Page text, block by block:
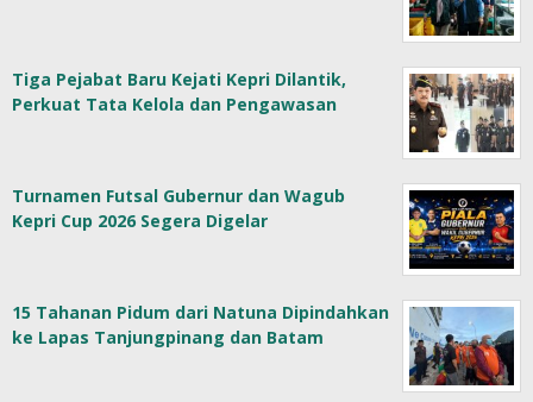
Tiga Pejabat Baru Kejati Kepri Dilantik,
Perkuat Tata Kelola dan Pengawasan
Turnamen Futsal Gubernur dan Wagub
Kepri Cup 2026 Segera Digelar
15 Tahanan Pidum dari Natuna Dipindahkan
ke Lapas Tanjungpinang dan Batam